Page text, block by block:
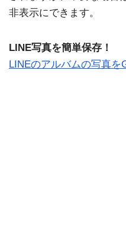
非表示にできます。
LINE写真を簡単保存！
LINEのアルバムの写真